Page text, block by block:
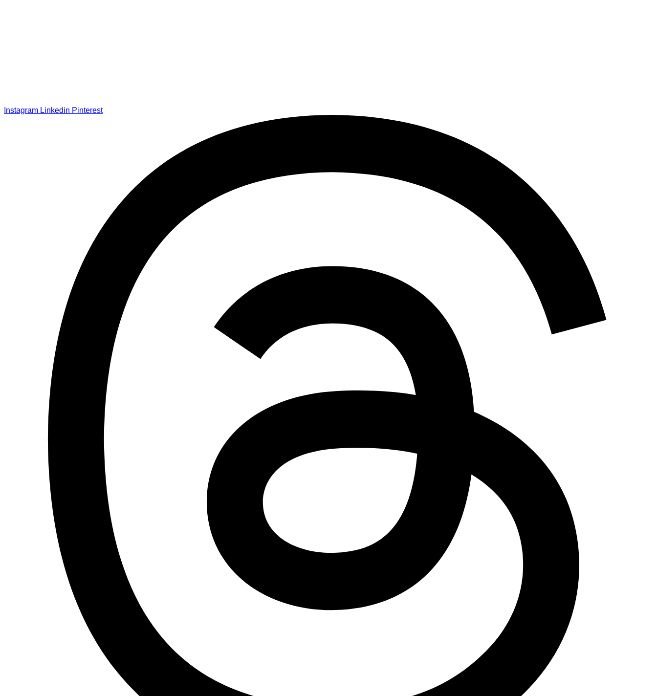
Instagram Linkedin Pinterest